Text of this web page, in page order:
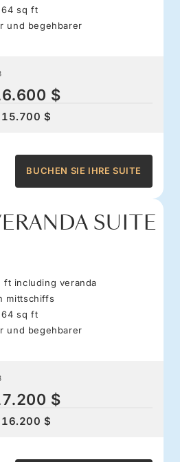
64 sq ft
und begehbarer
$
15.700 $
BUCHEN SIE IHRE SUITE
SUITE
ft including veranda
mittschiffs
64 sq ft
und begehbarer
$
16.200 $